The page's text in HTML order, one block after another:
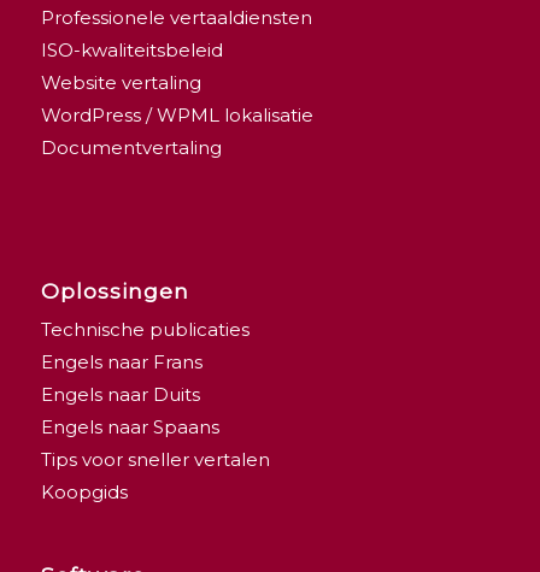
Professionele vertaaldiensten
ISO-kwaliteitsbeleid
Website vertaling
WordPress / WPML lokalisatie
Documentvertaling
Oplossingen
Technische publicaties
Engels naar Frans
Engels naar Duits
Engels naar Spaans
Tips voor sneller vertalen
Koopgids